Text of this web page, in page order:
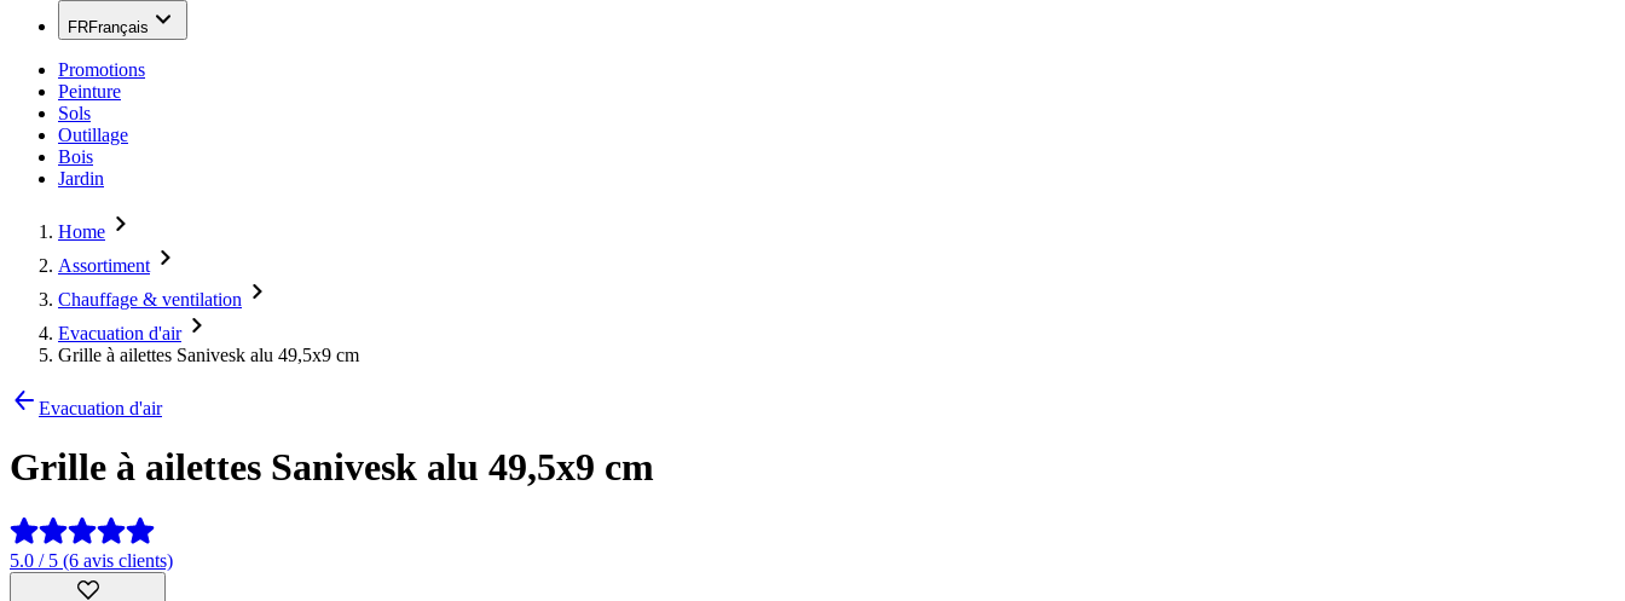
FRFrançais
Promotions
Peinture
Sols
Outillage
Bois
Jardin
Home
Assortiment
Chauffage & ventilation
Evacuation d'air
Grille à ailettes Sanivesk alu 49,5x9 cm
Evacuation d'air
Grille à ailettes Sanivesk alu 49,5x9 cm
5.0 / 5 (6 avis clients)